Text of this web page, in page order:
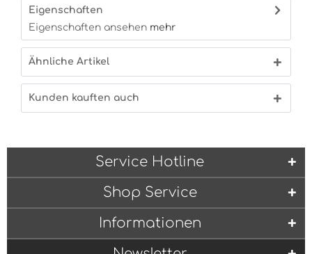
Eigenschaften
Eigenschaften ansehen mehr
Ähnliche Artikel
Kunden kauften auch
Service Hotline
Shop Service
Informationen